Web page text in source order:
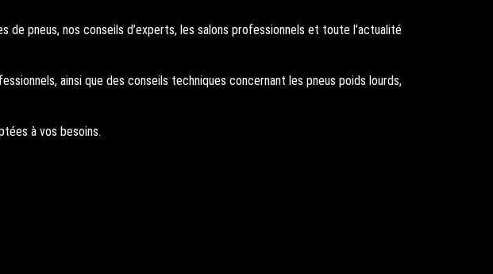
pneus, nos conseils d’experts, les salons professionnels et toute l’actualité
ainsi que des conseils techniques concernant les pneus poids lourds,
à vos besoins.